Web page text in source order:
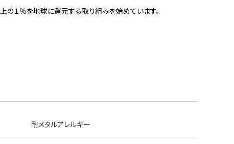
１％を地球に還元する取り組みを始めています。
耐メタルアレルギー